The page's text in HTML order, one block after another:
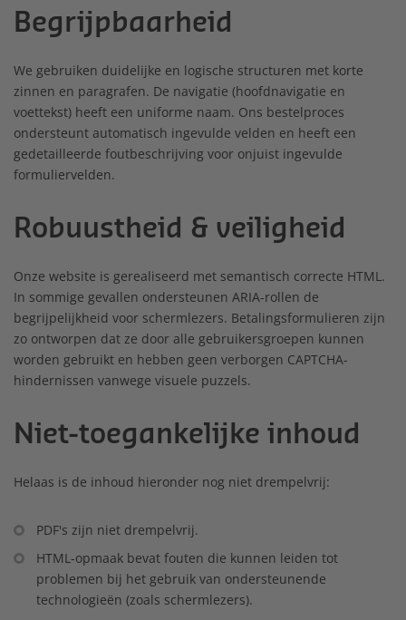
Begrijpbaarheid
We gebruiken duidelijke en logische structuren met korte
zinnen en paragrafen. De navigatie (hoofdnavigatie en
voettekst) heeft een uniforme naam. Ons bestelproces
ondersteunt automatisch ingevulde velden en heeft een
gedetailleerde foutbeschrijving voor onjuist ingevulde
formuliervelden.
Robuustheid & veiligheid
Onze website is gerealiseerd met semantisch correcte HTML.
In sommige gevallen ondersteunen ARIA-rollen de
begrijpelijkheid voor schermlezers. Betalingsformulieren zijn
zo ontworpen dat ze door alle gebruikersgroepen kunnen
worden gebruikt en hebben geen verborgen CAPTCHA-
hindernissen vanwege visuele puzzels.
Niet-toegankelijke inhoud
Helaas is de inhoud hieronder nog niet drempelvrij:
PDF's zijn niet drempelvrij.
HTML-opmaak bevat fouten die kunnen leiden tot
problemen bij het gebruik van ondersteunende
technologieën (zoals schermlezers).